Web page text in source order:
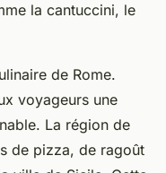
la cantuccini, le
de Rome.
voyageurs une
La région de
de pizza, de ragoût